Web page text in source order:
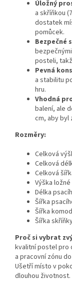
Úložný
a skříňkou
dostatek
pomůcek.
Bezpečné
posteli,
Pevná
a stabilitu
hru.
Vhodná
balení, ale
cm, aby byl
Rozměry:
Celková
Celková
Celková
Výška
Délka
Šířka
Šířka
Šířka
Proč si vybrat
kvalitní postel pro
a pracovní zónu
Ušetří místo v
dlouhou